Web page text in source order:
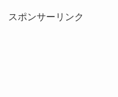
スポンサーリンク